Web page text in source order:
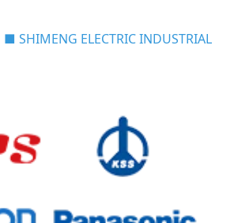
■ SHIMENG ELECTRIC INDUSTRIAL